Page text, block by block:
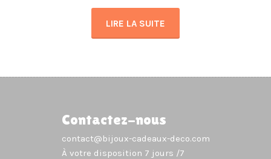
LIRE LA SUITE
Contactez-nous
contact@bijoux-cadeaux-deco.com
À votre disposition 7 jours /7